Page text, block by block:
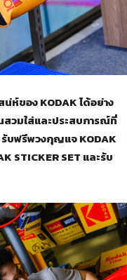
น่ห์ของKODAK ได้อย่าง
วมใส่และประสบการณ์ที่
บฟรีพวงกุญแจ KODAK
STICKER SET และรับ